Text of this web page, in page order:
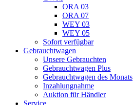
ORA 03
ORA 07
WEY 03
WEY 05
Sofort verfügbar
Gebrauchtwagen
Unsere Gebrauchten
Gebrauchtwagen Plus
Gebrauchtwagen des Monats
Inzahlungnahme
Auktion für Händler
Service